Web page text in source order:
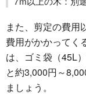
また、剪定の費用
費用がかかってく
は、ゴミ袋（45L
と約3,000円～
ましょう。